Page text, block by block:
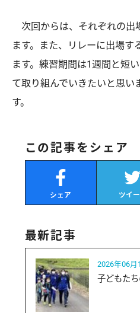
次回からは、それぞれの出
ます。また、リレーに出場す
ます。練習期間は1週間と短
て取り組んでいきたいと思い
す。
この記事をシェア
シェア ツイ
最新記事
2026年06月
子どもた